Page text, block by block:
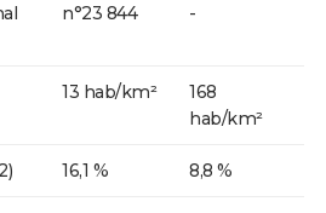
n°23 844 -
13 hab/km²
168
hab/km²
16,1 % 8,8 %